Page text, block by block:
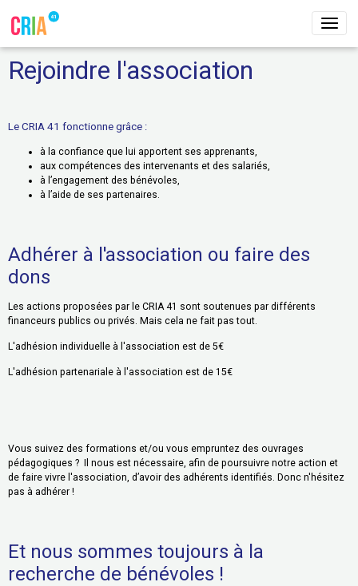
Rejoindre l'association
Le CRIA 41 fonctionne grâce :
à la confiance que lui apportent ses apprenants,
aux compétences des intervenants et des salariés,
à l’engagement des bénévoles,
à l’aide de ses partenaires.
Adhérer à l'association ou faire des
dons
Les actions proposées par le CRIA 41 sont soutenues par différents
financeurs publics ou privés. Mais cela ne fait pas tout.
L'adhésion individuelle à l'association est de 5€
L'adhésion partenariale à l'association est de 15€
Vous suivez des formations et/ou vous empruntez des ouvrages
pédagogiques ? Il nous est nécessaire, afin de poursuivre notre action et
de faire vivre l'association, d’avoir des adhérents identifiés. Donc n'hésitez
pas à adhérer !
Et nous sommes toujours à la
recherche de bénévoles !